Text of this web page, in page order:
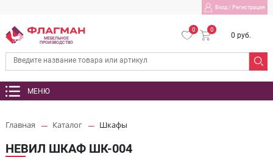
Вход/ Регистрация
МЕБЕЛЬНОЕ
ПРОИЗВОДСТВО
0 0
0 руб.
МЕНЮ
Главная Каталог Шкафы
НЕВИЛ ШКАФ ШК-004